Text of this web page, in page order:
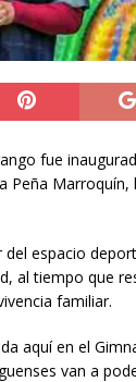
fue
espacio
al tiempo que
familiar.
aquí en el
van a